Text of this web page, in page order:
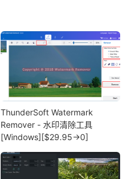
ThunderSoft Watermark
Remover - 水印清除工具
[Windows][$29.95→0]